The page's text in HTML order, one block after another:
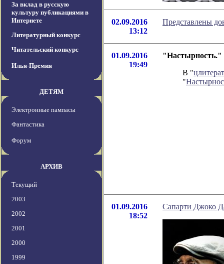
За вклад в русскую
культуру публикациями в
Интернете
Литературный конкурс
Читательский конкурс
Илья-Премия
ДЕТЯМ
Электронные пампасы
Фантастика
Форум
АРХИВ
Текущий
2003
2002
2001
2000
1999
02.09.2016
13:12
Представлены
01.09.2016
19:49
"Настырность."
В "
"
01.09.2016
18:52
Сапарти Джоко